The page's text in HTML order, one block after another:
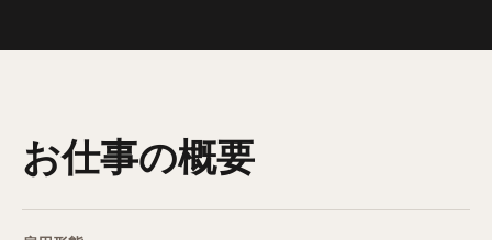
お仕事の概要